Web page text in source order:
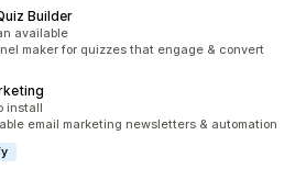
Builder
available
maker for quizzes that engage & convert
install
email marketing newsletters & automation